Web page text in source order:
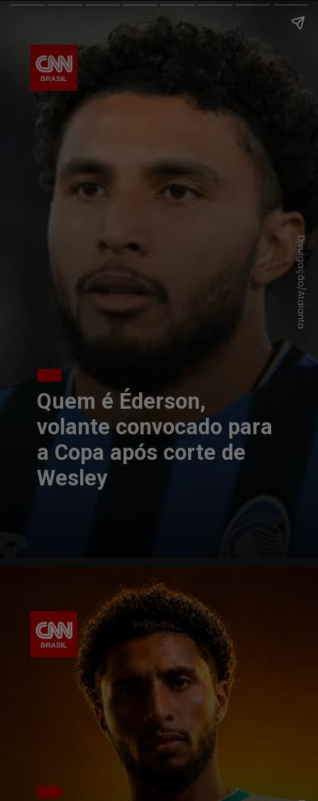
Quem é Éderson,
volante convocado para
a Copa após corte de
Wesley
Divulgação/Atalanta